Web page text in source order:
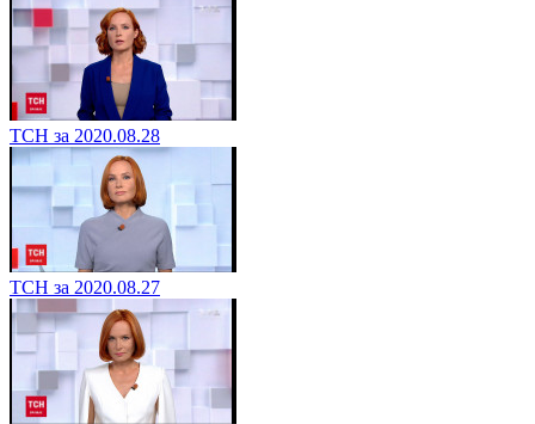
ТСН за 2020.08.28
ТСН за 2020.08.27